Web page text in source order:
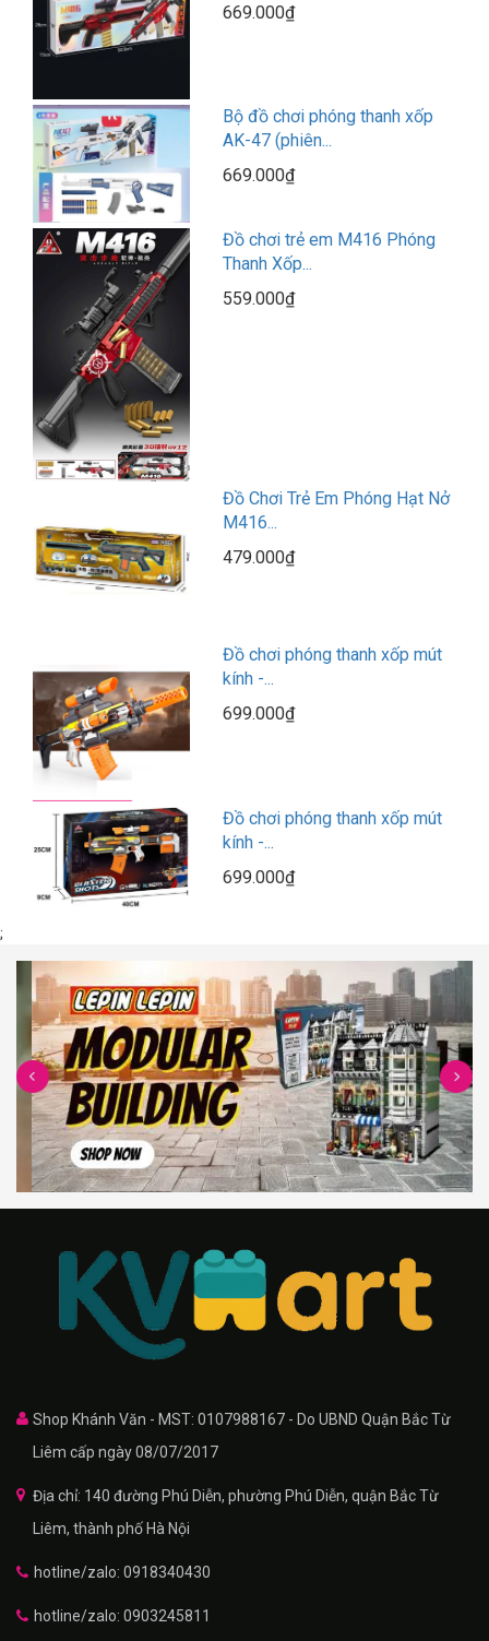
669.000₫
Bộ đồ chơi phóng thanh xốp
AK-47 (phiên...
669.000₫
Đồ chơi trẻ em M416 Phóng
Thanh Xốp...
559.000₫
Đồ Chơi Trẻ Em Phóng Hạt Nở
M416...
479.000₫
Đồ chơi phóng thanh xốp mút
kính -...
699.000₫
Đồ chơi phóng thanh xốp mút
kính -...
699.000₫
;
Shop Khánh Văn - MST: 0107988167 - Do UBND Quận Bắc Từ
Liêm cấp ngày 08/07/2017
Địa chỉ: 140 đường Phú Diễn, phường Phú Diễn, quận Bắc Từ
Liêm, thành phố Hà Nội
hotline/zalo: 0918340430
hotline/zalo: 0903245811